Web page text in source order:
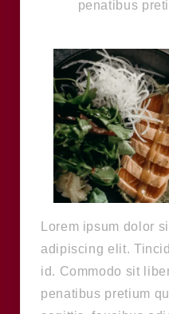
penatibus
Lorem ipsum dolor
adipiscing elit.
id. Commodo sit
penatibus pretium